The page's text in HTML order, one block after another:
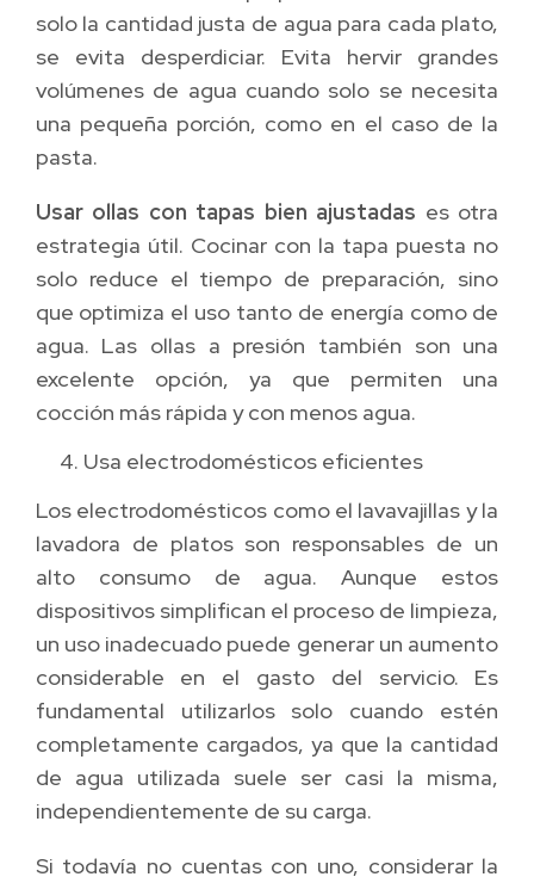
solo la cantidad justa de agua para cada plato,
se evita desperdiciar. Evita hervir grandes
volúmenes de agua cuando solo se necesita
una pequeña porción, como en el caso de la
pasta.
Usar ollas con tapas bien ajustadas es otra
estrategia útil. Cocinar con la tapa puesta no
solo reduce el tiempo de preparación, sino
que optimiza el uso tanto de energía como de
agua. Las ollas a presión también son una
excelente opción, ya que permiten una
cocción más rápida y con menos agua.
Usa electrodomésticos eficientes
Los electrodomésticos como el lavavajillas y la
lavadora de platos son responsables de un
alto consumo de agua. Aunque estos
dispositivos simplifican el proceso de limpieza,
un uso inadecuado puede generar un aumento
considerable en el gasto del servicio. Es
fundamental utilizarlos solo cuando estén
completamente cargados, ya que la cantidad
de agua utilizada suele ser casi la misma,
independientemente de su carga.
Si todavía no cuentas con uno, considerar la